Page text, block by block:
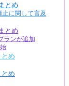
とめ
に関して言及
とめ
ランが追加
め
め